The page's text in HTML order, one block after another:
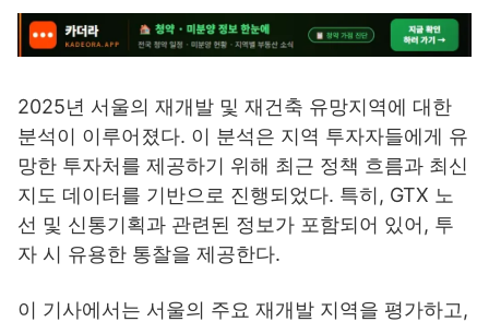
2025년 서울의 재개발 및 재건축 유망지역에 대한
분석이 이루어졌다. 이 분석은 지역 투자자들에게 유
망한 투자처를 제공하기 위해 최근 정책 흐름과 최신
지도 데이터를 기반으로 진행되었다. 특히, GTX 노
선 및 신통기획과 관련된 정보가 포함되어 있어, 투
자 시 유용한 통찰을 제공한다.
이 기사에서는 서울의 주요 재개발 지역을 평가하고,